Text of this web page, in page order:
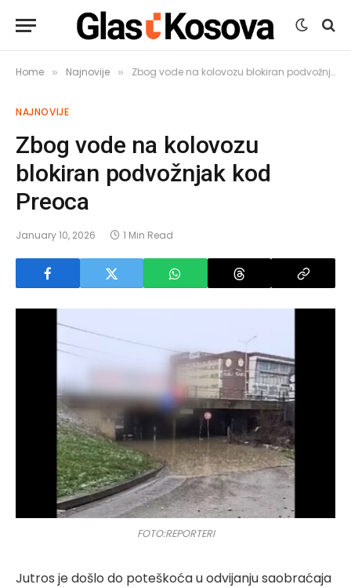
Home » Najnovije » Zbog vode na kolovozu blokiran podvožnjak kod Preoca
NAJNOVIJE
Zbog vode na kolovozu
blokiran podvožnjak kod
Preoca
January 10, 2026 1 Min Read
FOTO:REPORTERI
Jutros je došlo do poteškoća u odvijanju saobraćaja